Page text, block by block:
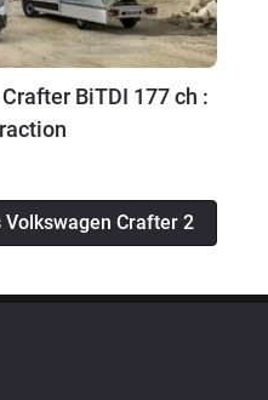
BiTDI 177 ch :
Crafter 2